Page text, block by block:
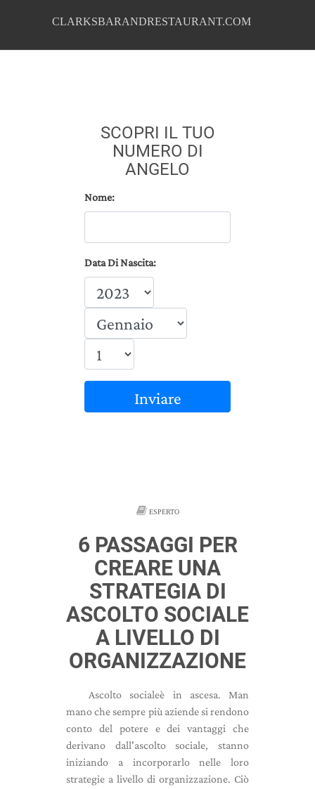
CLARKSBARANDRESTAURANT.COM
SCOPRI IL TUO
NUMERO DI
ANGELO
Nome:
Data Di Nascita:
Inviare
ESPERTO
6 PASSAGGI PER
CREARE UNA
STRATEGIA DI
ASCOLTO SOCIALE
A LIVELLO DI
ORGANIZZAZIONE
Ascolto socialeè in ascesa. Man
mano che sempre più aziende si rendono
conto del potere e dei vantaggi che
derivano dall'ascolto sociale, stanno
iniziando a incorporarlo nelle loro
strategie a livello di organizzazione. Ciò